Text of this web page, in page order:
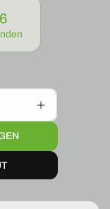
Erhöhe
die
für
vorne